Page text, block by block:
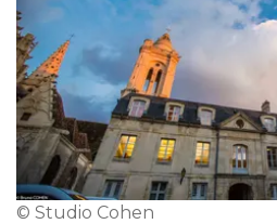
© Studio Cohen